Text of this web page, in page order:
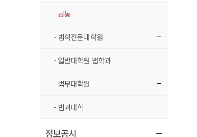
공통
법학전문대학원
일반대학원 법학과
법무대학원
법과대학
정보공시